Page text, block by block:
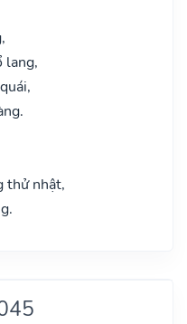
lang,
thử nhật,